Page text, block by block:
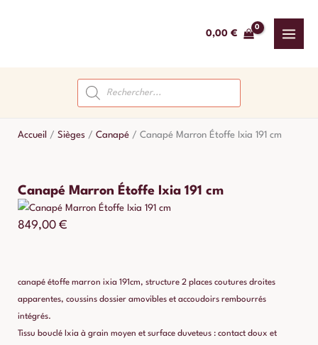
0,00 €
Recherche
de
produits
Accueil / Sièges / Canapé / Canapé Marron Étoffe Ixia 191 cm
Canapé Marron Étoffe Ixia 191 cm
849,00 €
canapé étoffe marron ixia 191cm, structure 2 places coutures droites
apparentes, coussins dossier amovibles et accoudoirs rembourrés
intégrés.
Tissu bouclé Ixia à grain moyen et surface duveteus : contact doux et